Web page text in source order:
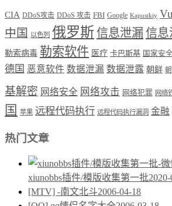
CIA DDoS攻击 DDoS 攻击 FBI Google Kapustkiy
中国 以色列 俄罗斯信息泄漏信息
勒索病毒 勒索软件 医疗 卡巴斯基 国家安全
德国 恶意软件 数据泄漏 数据泄露 朝鲜
基解密 网络安全 网络攻击 网络犯罪 网络
国
苹果 远程代码执行 远程代码执行漏洞 金融
热门文章
xiunobbs插件/模版收集第一批
[MTV] -南文北斗2006-04-18